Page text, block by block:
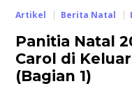
Artikel
Berita Natal
Panitia Natal
Carol di
(Bagian 1)